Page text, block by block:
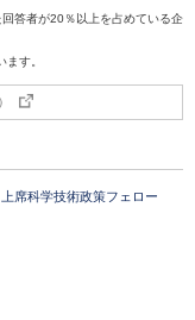
答者が20％以上を占めている企
す。
席科学技術政策フェロー